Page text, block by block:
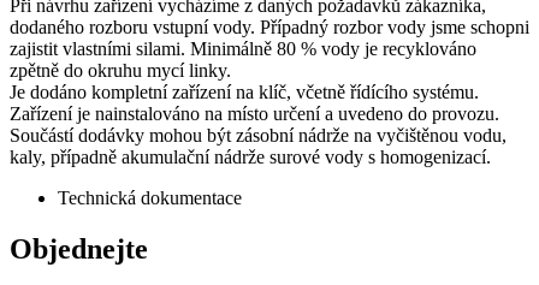
Při návrhu zařízení vycházíme z daných požadavků zákazníka,
dodaného rozboru vstupní vody. Případný rozbor vody jsme schopni
zajistit vlastními silami. Minimálně 80 % vody je recyklováno
zpětně do okruhu mycí linky.
Je dodáno kompletní zařízení na klíč, včetně řídícího systému.
Zařízení je nainstalováno na místo určení a uvedeno do provozu.
Součástí dodávky mohou být zásobní nádrže na vyčištěnou vodu,
kaly, případně akumulační nádrže surové vody s homogenizací.
Technická dokumentace
Objednejte